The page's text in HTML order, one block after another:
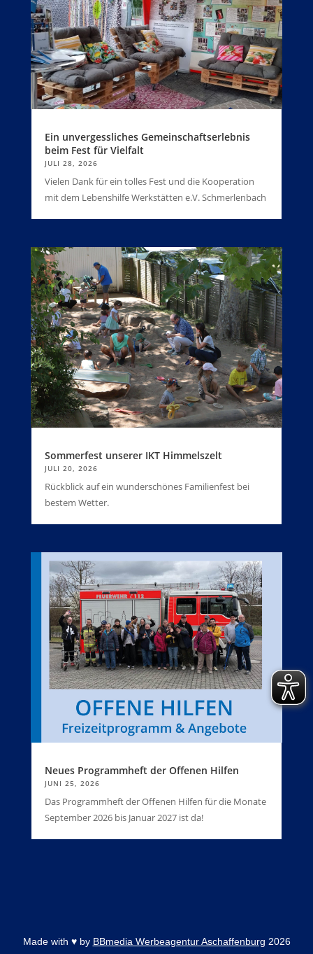
Ein unvergessliches Gemeinschaftserlebnis
beim Fest für Vielfalt
JULI 28, 2026
Vielen Dank für ein tolles Fest und die Kooperation
mit dem Lebenshilfe Werkstätten e.V. Schmerlenbach
Sommerfest unserer IKT Himmelszelt
JULI 20, 2026
Rückblick auf ein wunderschönes Familienfest bei
bestem Wetter.
Neues Programmheft der Offenen Hilfen
JUNI 25, 2026
Das Programmheft der Offenen Hilfen für die Monate
September 2026 bis Januar 2027 ist da!
Made with ♥by BBmedia Werbeagentur Aschaffenburg 2026